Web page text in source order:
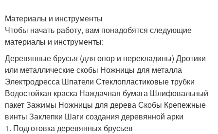
Материалы и инструменты
Чтобы начать работу, вам понадобятся следующие
материалы и инструменты:
Деревянные брусья (для опор и перекладины) Дротики
или металлические скобы Ножницы для металла
Электродресса Шпатели Стеклопластиковые трубки
Водостойкая краска Наждачная бумага Шлифовальный
пакет Зажимы Ножницы для дерева Скобы Крепежные
винты Заклепки Шаги создания деревянной арки
1. Подготовка деревянных брусьев